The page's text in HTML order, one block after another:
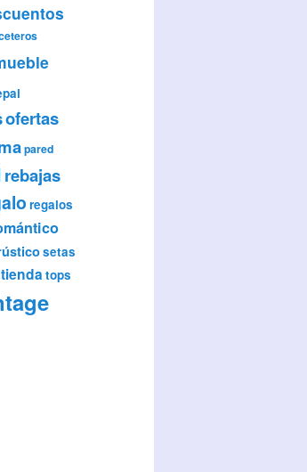
ofertas
pared
rebajas
regalos
setas
tienda tops